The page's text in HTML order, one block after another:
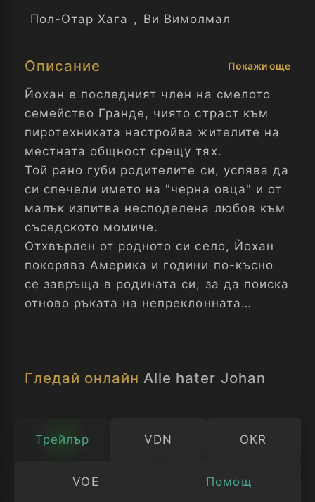
Пол-Отар Хага , Ви Вимолмал
Описание Покажи още
Йохан е последният член на смелото
семейство Гранде, чиято страст към
пиротехниката настройва жителите на
местната общност срещу тях.
Той рано губи родителите си, успява да
си спечели името на "черна овца" и от
малък изпитва несподелена любов към
съседското момиче.
Отхвърлен от родното си село, Йохан
покорява Америка и години по-късно
се завръща в родината си, за да поиска
отново ръката на непреклонната
Гледай онлайнAlle hater Johan
Трейлър VDN OKR
VOE Помощ